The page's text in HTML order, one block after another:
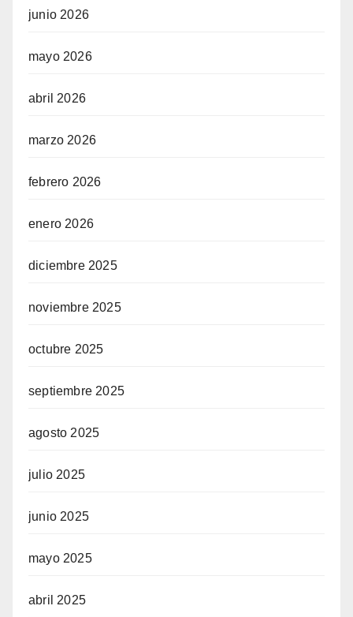
junio 2026
mayo 2026
abril 2026
marzo 2026
febrero 2026
enero 2026
diciembre 2025
noviembre 2025
octubre 2025
septiembre 2025
agosto 2025
julio 2025
junio 2025
mayo 2025
abril 2025